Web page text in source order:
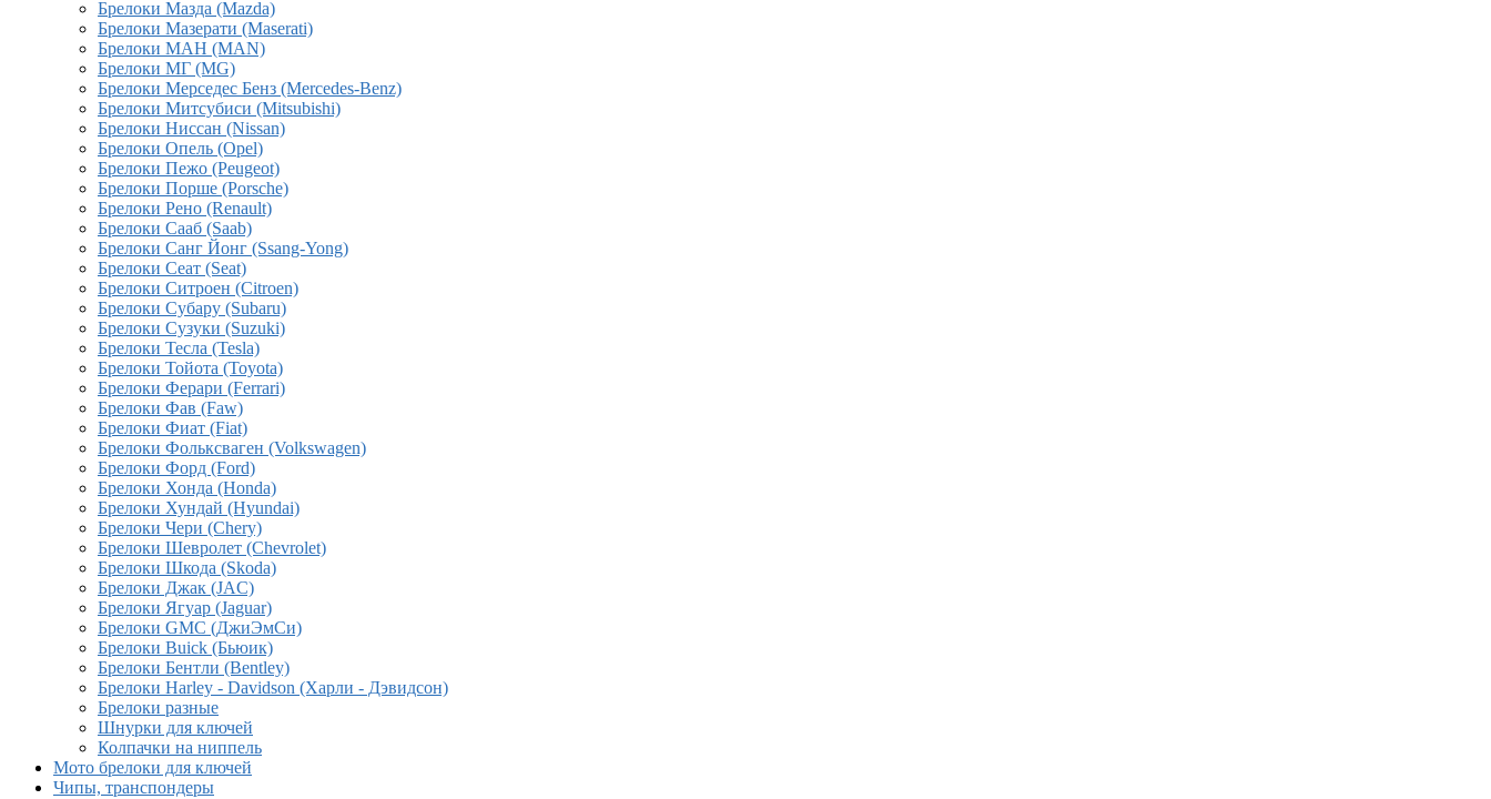
Брелоки Мазда (Mazda)
Брелоки Мазерати (Maserati)
Брелоки МАН (MAN)
Брелоки МГ (MG)
Брелоки Мерседес Бенз (Mercedes-Benz)
Брелоки Митсубиси (Mitsubishi)
Брелоки Ниссан (Nissan)
Брелоки Опель (Opel)
Брелоки Пежо (Peugeot)
Брелоки Порше (Porsche)
Брелоки Рено (Renault)
Брелоки Сааб (Saab)
Брелоки Санг Йонг (Ssang-Yong)
Брелоки Сеат (Seat)
Брелоки Ситроен (Citroen)
Брелоки Субару (Subaru)
Брелоки Сузуки (Suzuki)
Брелоки Тесла (Tesla)
Брелоки Тойота (Toyota)
Брелоки Ферари (Ferrari)
Брелоки Фав (Faw)
Брелоки Фиат (Fiat)
Брелоки Фольксваген (Volkswagen)
Брелоки Форд (Ford)
Брелоки Хонда (Honda)
Брелоки Хундай (Hyundai)
Брелоки Чери (Chery)
Брелоки Шевролет (Chevrolet)
Брелоки Шкода (Skoda)
Брелоки Джак (JAC)
Брелоки Ягуар (Jaguar)
Брелоки GMC (ДжиЭмСи)
Брелоки Buick (Бьюик)
Брелоки Бентли (Bentley)
Брелоки Harley - Davidson (Харли - Дэвидсон)
Брелоки разные
Шнурки для ключей
Колпачки на ниппель
Мото брелоки для ключей
Чипы, транспондеры